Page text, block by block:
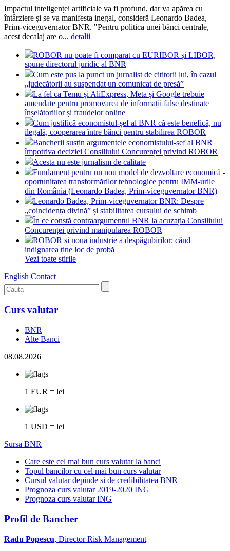
Impactul inteligenței artificiale va fi profund, dar va apărea cu
întârziere și se va manifesta inegal, consideră Leonardo Badea,
Prim-viceguvernator BNR. "Pentru politica unei bănci centrale,
acest decalaj are o... detalii
ROBOR nu poate fi comparat cu EURIBOR și LIBOR,
spune directorul juridic al BNR
Cum este pus la punct un jurnalist de cititorii lui, în cazul
„judecătorii au suspendat un comunicat de presă”
La fel ca Temu și AliExpress, Meta și Google trebuie
amendate pentru promovarea de informații false destinate
înșelătoriilor și fraudelor online
Cum justifică economistul-șef al BNR că este benefică, nu
ilegală, cooperarea între bănci pentru stabilirea ROBOR
Bancherii susțin argumentele economistului-șef al BNR
împotriva deciziei Consiliului Concurenței privind ROBOR
Acesta nu este jurnalism de calitate
Fundament pentru un nou model de dezvoltare economică -
oportunitatea transformărilor tehnologice pentru IMM-urile
din România (Leonardo Badea, Prim-viceguvernator BNR)
Leonardo Badea, Prim-viceguvernator BNR: Despre
„coincidența divină” și stabilitatea cursului de schimb
În ce constă contraargumentul BNR la acuzația Consiliului
Concurenței privind manipularea ROBOR
ROBOR și noua industrie a despăgubirilor: când
indignarea ține loc de probă
Vezi toate stirile
English Contact
Curs valutar
BNR
Alte Banci
08.08.2026
1 EUR = lei
1 USD = lei
Sursa BNR
Care este cel mai bun curs valutar la banci
Topul bancilor cu cel mai bun curs valutar
Cursul valutar depinde si de credibilitatea BNR
Prognoza curs valutar 2019-2020 ING
Prognoza curs valutar ING
Profil de Bancher
Radu Popescu, Director Risk Management